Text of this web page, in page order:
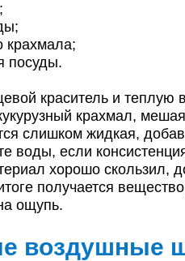
крахмала;
посуды.
краситель и теплую
крахмал,
слишком жидкая,
воды, если
хорошо скользил,
получается
ощупь.
воздушные